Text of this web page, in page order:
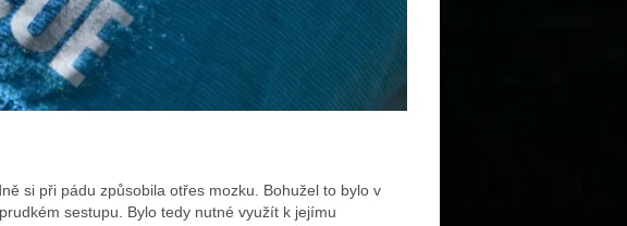
si při pádu způsobila otřes mozku. Bohužel to bylo v
sestupu. Bylo tedy nutné využít k jejímu